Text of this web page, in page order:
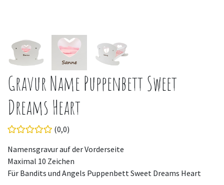
Gravur Name Puppenbett Sweet
Dreams Heart
(0,0)
Namensgravur auf der Vorderseite
Maximal 10 Zeichen
Für Bandits und Angels Puppenbett Sweet Dreams Heart